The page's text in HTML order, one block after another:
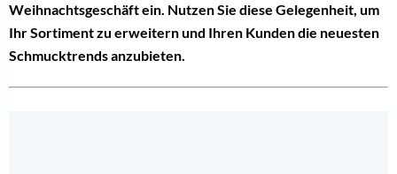
Weihnachtsgeschäft ein. Nutzen Sie diese Gelegenheit, um
Ihr Sortiment zu erweitern und Ihren Kunden die neuesten
Schmucktrends anzubieten.